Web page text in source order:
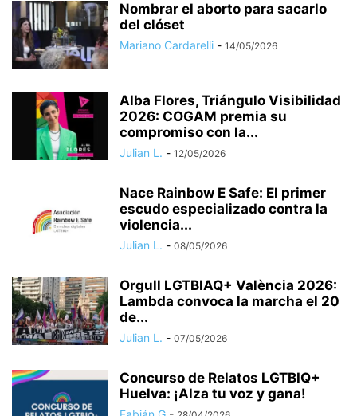
Nombrar el aborto para sacarlo
del clóset
Mariano Cardarelli - 14/05/2026
Alba Flores, Triángulo Visibilidad
2026: COGAM premia su
compromiso con la...
Julian L. - 12/05/2026
Nace Rainbow E Safe: El primer
escudo especializado contra la
violencia...
Julian L. - 08/05/2026
Orgull LGTBIAQ+ València 2026:
Lambda convoca la marcha el 20
de...
Julian L. - 07/05/2026
Concurso de Relatos LGTBIQ+
Huelva: ¡Alza tu voz y gana!